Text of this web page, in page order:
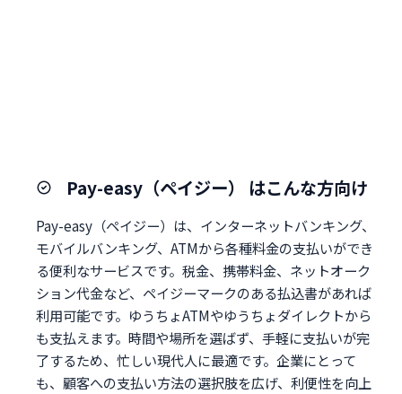
Pay-easy（ペイジー） はこんな方向け
Pay-easy（ペイジー）は、インターネットバンキング、
モバイルバンキング、ATMから各種料金の支払いができ
る便利なサービスです。税金、携帯料金、ネットオーク
ション代金など、ペイジーマークのある払込書があれば
利用可能です。ゆうちょATMやゆうちょダイレクトから
も支払えます。時間や場所を選ばず、手軽に支払いが完
了するため、忙しい現代人に最適です。企業にとって
も、顧客への支払い方法の選択肢を広げ、利便性を向上